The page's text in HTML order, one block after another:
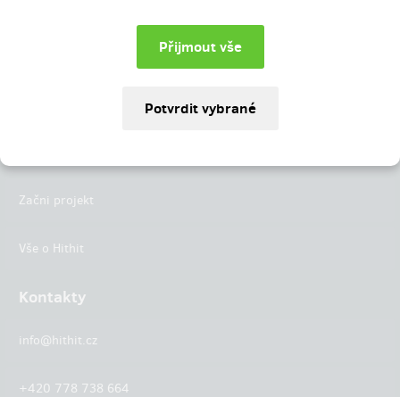
Začni projekt
Vše o Hithit
Kontakty
info@hithit.cz
+420 778 738 664